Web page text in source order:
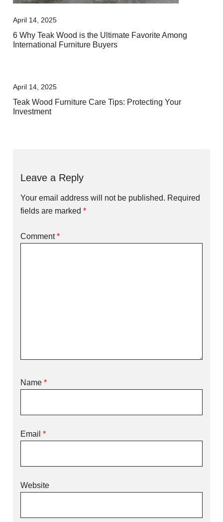
April 14, 2025
6 Why Teak Wood is the Ultimate Favorite Among
International Furniture Buyers
April 14, 2025
Teak Wood Furniture Care Tips: Protecting Your
Investment
Leave a Reply
Your email address will not be published. Required
fields are marked*
Comment*
Name*
Email*
Website